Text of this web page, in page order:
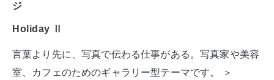
ジ
Holiday Ⅱ
言葉より先に、写真で伝わる仕事がある。写真家や美容
室、カフェのためのギャラリー型テーマです。 ＞